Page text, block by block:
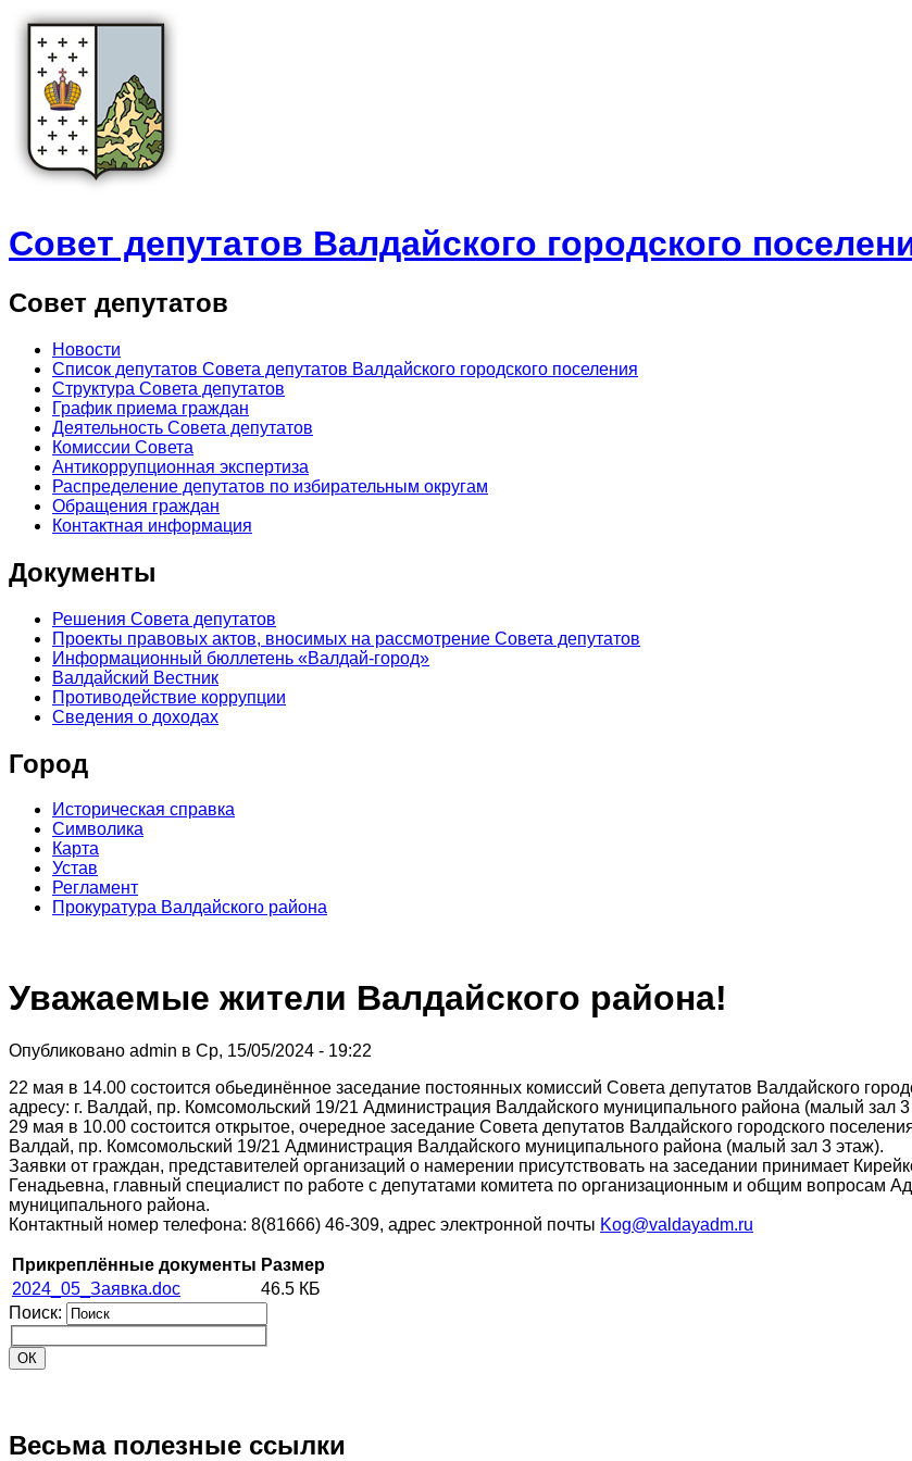
Совет депутатов Валдайского городского
Совет депутатов
Новости
Список депутатов Совета депутатов Валдайского городского поселения
Структура Совета депутатов
График приема граждан
Деятельность Совета депутатов
Комиссии Совета
Антикоррупционная экспертиза
Распределение депутатов по избирательным округам
Обращения граждан
Контактная информация
Документы
Решения Совета депутатов
Проекты правовых актов, вносимых на рассмотрение Совета депутатов
Информационный бюллетень «Валдай-город»
Валдайский Вестник
Противодействие коррупции
Сведения о доходах
Город
Историческая справка
Символика
Карта
Устав
Регламент
Прокуратура Валдайского района
Уважаемые жители Валдайского района!
Опубликовано admin в Ср, 15/05/2024 - 19:22
22 мая в 14.00 состоится обьединённое заседание постоянных комиссий Совета депутатов Валдайского
адресу: г. Валдай, пр. Комсомольский 19/21 Администрация Валдайского муниципального района (малый зал 3
29 мая в 10.00 состоится открытое, очередное заседание Совета депутатов Валдайского городского
Валдай, пр. Комсомольский 19/21 Администрация Валдайского муниципального района (малый зал 3 этаж).
Заявки от граждан, представителей организаций о намерении присутствовать на заседании принимает
Генадьевна, главный специалист по работе с депутатами комитета по организационным и общим вопросам
муниципального района.
Контактный номер телефона: 8(81666) 46-309, адрес электронной почты Kog@valdayadm.ru
Прикреплённые документы Размер
2024_05_Заявка.doc
46.5 КБ
Поиск:
Весьма полезные ссылки